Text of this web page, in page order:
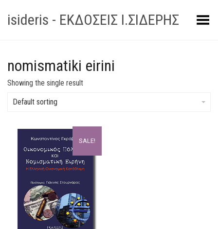
isideris - ΕΚΔΟΣΕΙΣ Ι.ΣΙΔΕΡΗΣToggle Menu
nomismatiki eirini
Showing the single result
Default sorting
SALE!